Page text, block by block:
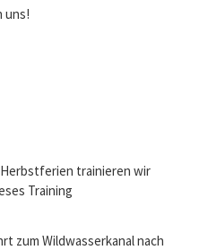
uns!
trainieren wir
Training
zum Wildwasserkanal nach